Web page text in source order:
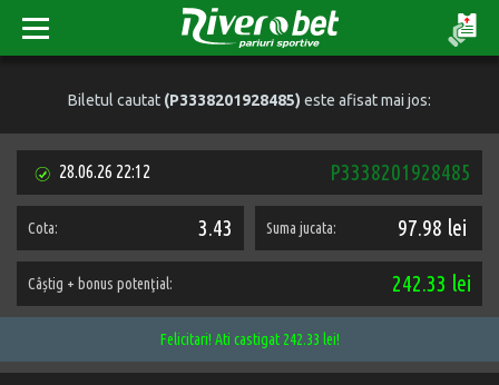
Biletul cautat (P3338201928485) este afisat mai jos:
28.06.26 22:12 P3338201928485
Cota: 3.43 Suma jucata: 97.98 lei
Câștig + bonus potenţial: 242.33 lei
Felicitari! Ati castigat 242.33 lei!